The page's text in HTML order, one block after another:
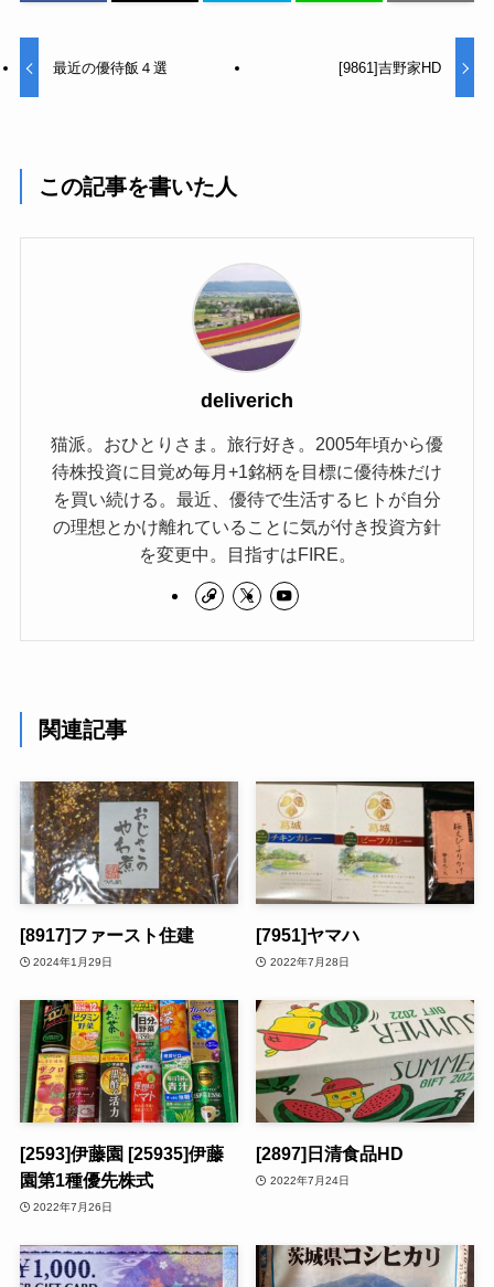
最近の優待飯４選 [9861]吉野家HD
この記事を書いた人
deliverich
猫派。おひとりさま。旅行好き。2005年頃から優
待株投資に目覚め毎月+1銘柄を目標に優待株だけ
を買い続ける。最近、優待で生活するヒトが自分
の理想とかけ離れていることに気が付き投資方針
を変更中。目指すはFIRE。
関連記事
[8917]ファースト住建
2024年1月29日
[7951]ヤマハ
2022年7月28日
[2593]伊藤園 [25935]伊藤
園第1種優先株式
2022年7月26日
[2897]日清食品HD
2022年7月24日